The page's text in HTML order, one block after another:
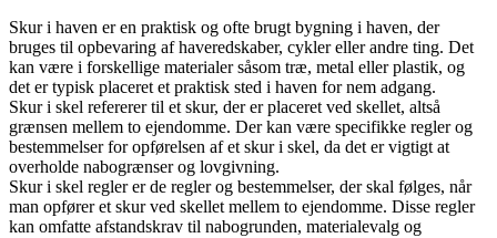
Skur i haven er en praktisk og ofte brugt bygning i haven, der
bruges til opbevaring af haveredskaber, cykler eller andre ting. Det
kan være i forskellige materialer såsom træ, metal eller plastik, og
det er typisk placeret et praktisk sted i haven for nem adgang.
Skur i skel refererer til et skur, der er placeret ved skellet, altså
grænsen mellem to ejendomme. Der kan være specifikke regler og
bestemmelser for opførelsen af et skur i skel, da det er vigtigt at
overholde nabogrænser og lovgivning.
Skur i skel regler er de regler og bestemmelser, der skal følges, når
man opfører et skur ved skellet mellem to ejendomme. Disse regler
kan omfatte afstandskrav til nabogrunden, materialevalg og